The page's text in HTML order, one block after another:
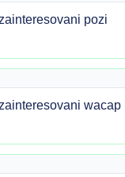
pozi
wacap